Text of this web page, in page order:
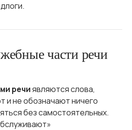
части речи
речиявляются слова,
и не обозначают ничего
без самостоятельных.